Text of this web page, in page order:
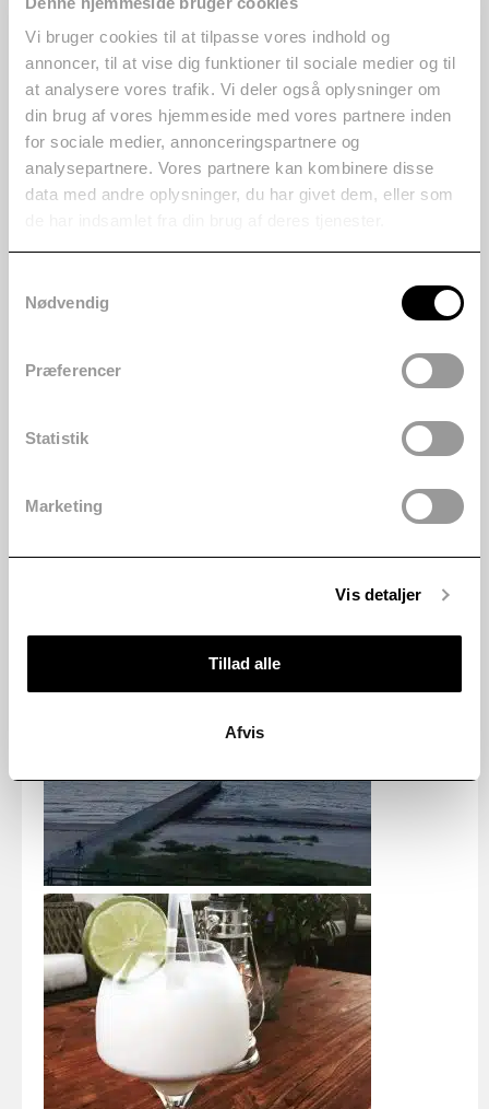
Vi bruger cookies til at tilpasse vores indhold og
annoncer, til at vise dig funktioner til sociale medier og til
at analysere vores trafik. Vi deler også oplysninger om
din brug af vores hjemmeside med vores partnere inden
for sociale medier, annonceringspartnere og
analysepartnere. Vores partnere kan kombinere disse
data med andre oplysninger, du har givet dem, eller som
Nødvendig
Præferencer
Statistik
Marketing
Vis detaljer
Tillad alle
Afvis